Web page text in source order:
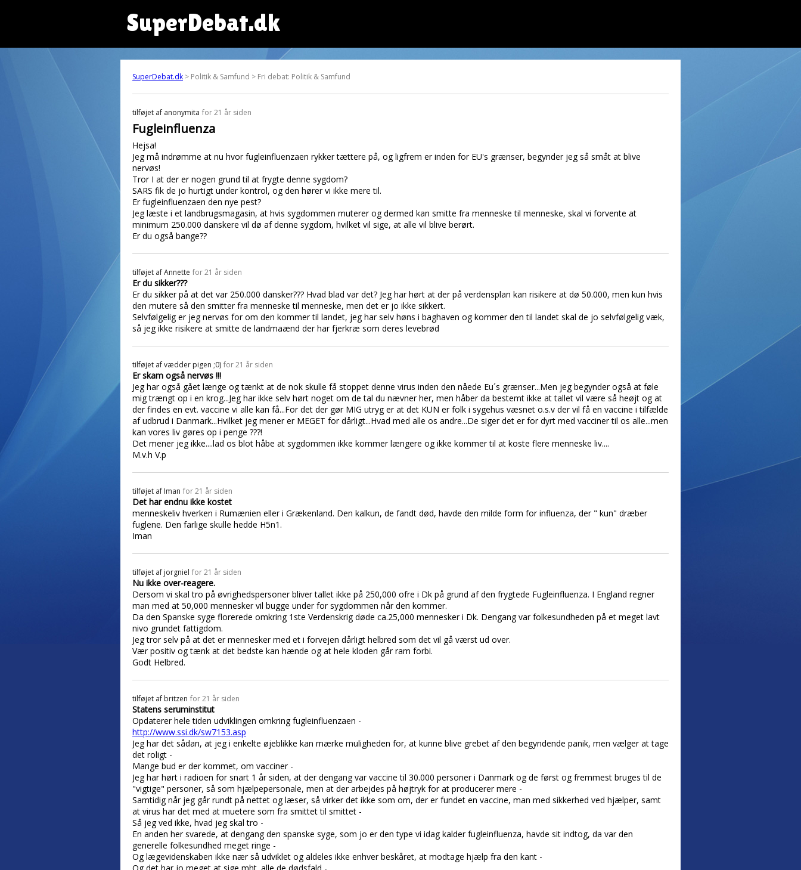
SuperDebat.dk
SuperDebat.dk > Politik & Samfund > Fri debat: Politik & Samfund
tilføjet af anonymita for 21 år siden
Fugleinfluenza
Hejsa!
Jeg må indrømme at nu hvor fugleinfluenzaen rykker tættere på, og ligfrem er inden for EU's grænser, begynder jeg så småt at blive
nervøs!
Tror I at der er nogen grund til at frygte denne sygdom?
SARS fik de jo hurtigt under kontrol, og den hører vi ikke mere til.
Er fugleinfluenzaen den nye pest?
Jeg læste i et landbrugsmagasin, at hvis sygdommen muterer og dermed kan smitte fra menneske til menneske, skal vi forvente at
minimum 250.000 danskere vil dø af denne sygdom, hvilket vil sige, at alle vil blive berørt.
Er du også bange??
tilføjet afAnnette for 21 år siden
Er du sikker???
Er du sikker på at det var 250.000 dansker??? Hvad blad var det? Jeg har hørt at der på verdensplan kan risikere at dø 50.000, men kun hvis
den mutere så den smitter fra menneske til menneske, men det er jo ikke sikkert.
Selvfølgelig er jeg nervøs for om den kommer til landet, jeg har selv høns i baghaven og kommer den til landet skal de jo selvfølgelig væk,
så jeg ikke risikere at smitte de landmaænd der har fjerkræ som deres levebrød
tilføjet afvædder pigen ;0) for 21 år siden
Er skam også nervøs !!!
Jeg har også gået længe og tænkt at de nok skulle få stoppet denne virus inden den nåede Eu´s grænser...Men jeg begynder også at føle
mig trængt op i en krog...Jeg har ikke selv hørt noget om de tal du nævner her, men håber da bestemt ikke at tallet vil være så heøjt og at
der findes en evt. vaccine vi alle kan få...For det der gør MIG utryg er at det KUN er folk i sygehus væsnet o.s.v der vil få en vaccine i tilfælde
af udbrud i Danmark...Hvilket jeg mener er MEGET for dårligt...Hvad med alle os andre...De siger det er for dyrt med vacciner til os alle...men
kan vores liv gøres op i penge ???!
Det mener jeg ikke....lad os blot håbe at sygdommen ikke kommer længere og ikke kommer til at koste flere menneske liv....
M.v.h V.p
tilføjet af Iman for 21 år siden
Det har endnu ikke kostet
menneskeliv hverken i Rumænien eller i Grækenland. Den kalkun, de fandt død, havde den milde form for influenza, der " kun" dræber
fuglene. Den farlige skulle hedde H5n1.
Iman
tilføjet af jorgniel for 21 år siden
Nu ikke over-reagere.
Dersom vi skal tro på øvrighedspersoner bliver tallet ikke på 250,000 ofre i Dk på grund af den frygtede Fugleinfluenza. I England regner
man med at 50,000 mennesker vil bugge under for sygdommen når den kommer.
Da den Spanske syge florerede omkring 1ste Verdenskrig døde ca.25,000 mennesker i Dk. Dengang var folkesundheden på et meget lavt
nivo grundet fattigdom.
Jeg tror selv på at det er mennesker med et i forvejen dårligt helbred som det vil gå værst ud over.
Vær positiv og tænk at det bedste kan hænde og at hele kloden går ram forbi.
Godt Helbred.
tilføjet af britzen for 21 år siden
Statens seruminstitut
Opdaterer hele tiden udviklingen omkring fugleinfluenzaen -
http://www.ssi.dk/sw7153.asp
Jeg har det sådan, at jeg i enkelte øjeblikke kan mærke muligheden for, at kunne blive grebet af den begyndende panik, men vælger at tage
det roligt -
Mange bud er der kommet, om vacciner -
Jeg har hørt i radioen for snart 1 år siden, at der dengang var vaccine til 30.000 personer i Danmark og de først og fremmest bruges til de
"vigtige" personer, så som hjælpepersonale, men at der arbejdes på højtryk for at producerer mere -
Samtidig når jeg går rundt på nettet og læser, så virker det ikke som om, der er fundet en vaccine, man med sikkerhed ved hjælper, samt
at virus har det med at muetere som fra smittet til smittet -
Så jeg ved ikke, hvad jeg skal tro -
En anden her svarede, at dengang den spanske syge, som jo er den type vi idag kalder fugleinfluenza, havde sit indtog, da var den
generelle folkesundhed meget ringe -
Og lægevidenskaben ikke nær så udviklet og aldeles ikke enhver beskåret, at modtage hjælp fra den kant -